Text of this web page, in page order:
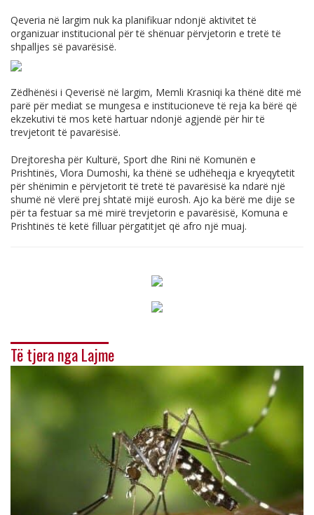
Qeveria në largim nuk ka planifikuar ndonjë aktivitet të
organizuar institucional për të shënuar përvjetorin e tretë të
shpalljes së pavarësisë.
Zëdhënësi i Qeverisë në largim, Memli Krasniqi ka thënë ditë më
parë për mediat se mungesa e institucioneve të reja ka bërë që
ekzekutivi të mos ketë hartuar ndonjë agjendë për hir të
trevjetorit të pavarësisë.
Drejtoresha për Kulturë, Sport dhe Rini në Komunën e
Prishtinës, Vlora Dumoshi, ka thënë se udhëheqja e kryeqytetit
për shënimin e përvjetorit të tretë të pavarësisë ka ndarë një
shumë në vlerë prej shtatë mijë eurosh. Ajo ka bërë me dije se
për ta festuar sa më mirë trevjetorin e pavarësisë, Komuna e
Prishtinës të ketë filluar përgatitjet që afro një muaj.
Të tjera nga Lajme